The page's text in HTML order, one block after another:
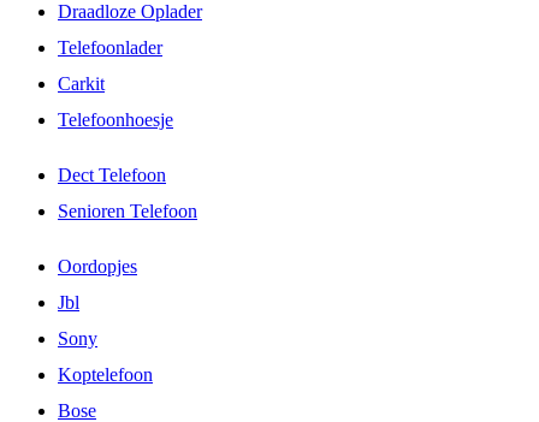
Draadloze Oplader
Telefoonlader
Carkit
Telefoonhoesje
Dect Telefoon
Senioren Telefoon
Oordopjes
Jbl
Sony
Koptelefoon
Bose